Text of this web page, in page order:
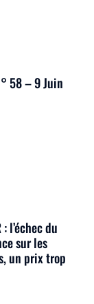
58 – 9 Juin
l’échec du
sur les
un prix trop